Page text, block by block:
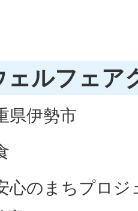
ェルフェア
県伊勢市
心のまちプロ